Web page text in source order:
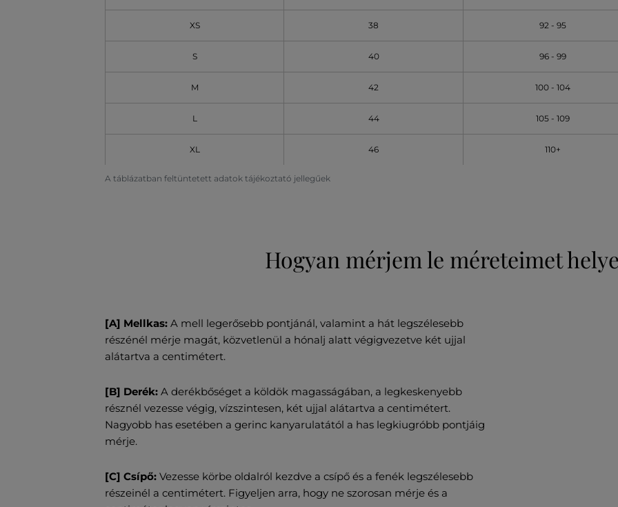
A táblázatban feltüntetett adatok tájékoztató jellegűek
XS 38 92 - 95
S 40 96 - 99
M 42 100 - 104
L 44 105 - 109
XL 46 110+
Hogyan mérjem le méreteimet
[A] Mellkas: A mell legerősebb pontjánál, valamint a hát legszélesebb
részénél mérje magát, közvetlenül a hónalj alatt végigvezetve két ujjal
alátartva a centimétert.
[B] Derék: A derékbőséget a köldök magasságában, a legkeskenyebb
résznél vezesse végig, vízszintesen, két ujjal alátartva a centimétert.
Nagyobb has esetében a gerinc kanyarulatától a has legkiugróbb pontjáig
mérje.
[C] Csípő: Vezesse körbe oldalról kezdve a csípő és a fenék legszélesebb
részeinél a centimétert. Figyeljen arra, hogy ne szorosan mérje és a